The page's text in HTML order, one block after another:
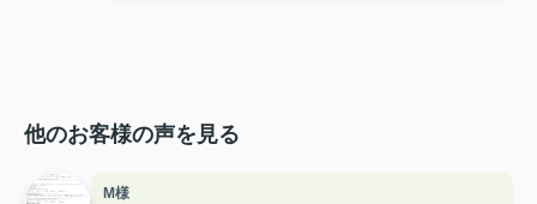
他のお客様の声を見る
M様